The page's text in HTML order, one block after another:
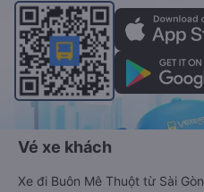
Vé xe khách
Xe đi Buôn Mê Thuột từ Sài Gòn